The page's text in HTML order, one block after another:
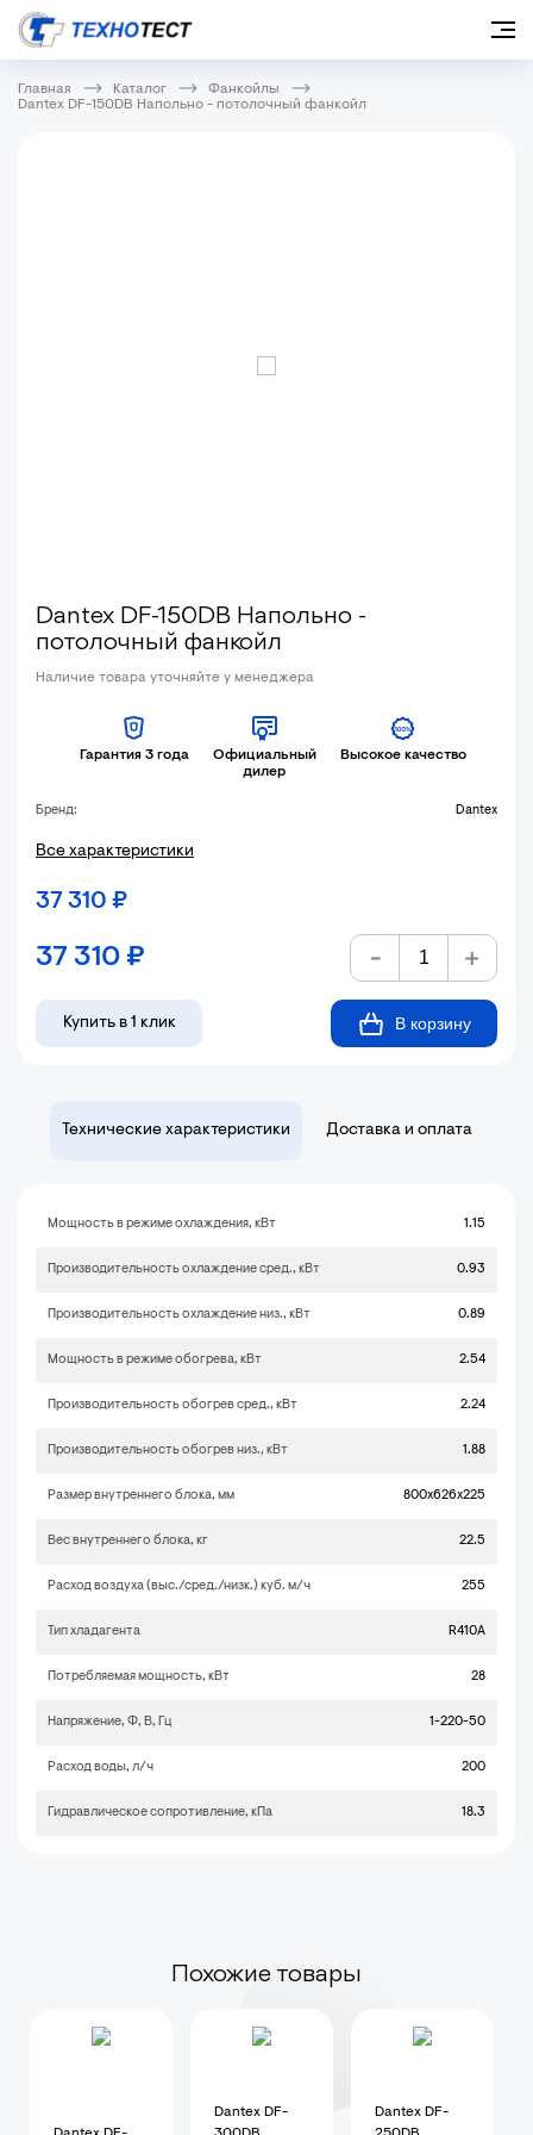
Главная Каталог
Фанкойлы
Dantex DF-150DB Напольно - потолочный фанкойл
Dantex DF-150DB Напольно -
потолочный фанкойл
Наличие товара уточняйте у менеджера
Гарантия 3 года
Официальный
дилер
Высокое качество
Бренд: Dantex
Все характеристики
37 310 ₽
37 310 ₽
Купить в 1 клик В корзину
Технические характеристики Доставка и оплата
Мощность в режиме охлаждения, кВт 1.15
Производительность охлаждение сред., кВт 0.93
Производительность охлаждение низ., кВт 0.89
Мощность в режиме обогрева, кВт 2.54
Производительность обогрев сред., кВт 2.24
Производительность обогрев низ., кВт 1.88
Размер внутреннего блока, мм 800x626x225
Вес внутреннего блока, кг 22.5
Расход воздуха (выс./сред./низк.) куб. м/ч 255
Тип хладагента R410A
Потребляемая мощность, кВт 28
Напряжение, Ф, В, Гц 1-220-50
Расход воды, л/ч 200
Гидравлическое сопротивление, кПа 18.3
Похожие товары
Dantex DF-
Dantex DF-